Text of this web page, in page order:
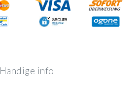
Handige info